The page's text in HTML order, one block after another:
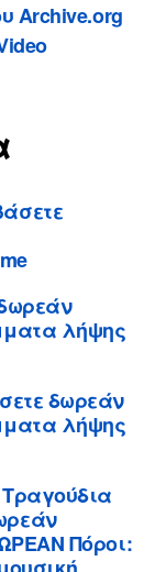
Archive.org
λήψης
δωρεάν
λήψης
Πόροι: